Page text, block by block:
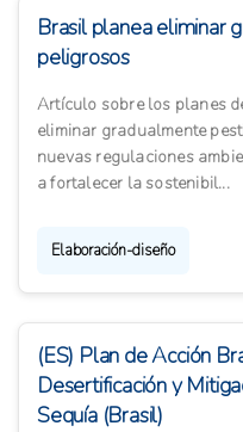
Brasil planea eliminar
peligrosos
Artículo sobre los planes
eliminar gradualmente
nuevas regulaciones
a fortalecer la sostenibil...
Elaboración-diseño
(ES) Plan de Acción
Desertificación y
Sequía (Brasil)